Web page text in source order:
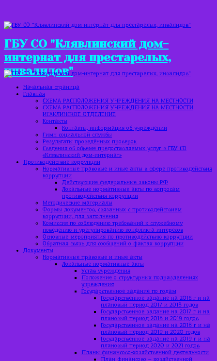
ГБУ СО "Клявлинский дом-
интернат для престарелых,
инвалидов"
Начальная страница
Главная
СХЕМА РАСПОЛОЖЕНИЯ УЧРЕЖДЕНИЯ НА МЕСТНОСТИ
СХЕМА РАСПОЛОЖЕНИЯ УЧРЕЖДЕНИЯ НА МЕСТНОСТИ
ИСАКЛИНСКОЕ ОТДЕЛЕНИЕ
Контакты
Контакты, информация об учреждении
Гимн социальной службы
Результаты проведённых проверок
Сведения об объеме предоставляемых услуг в ГБУ СО
«Клявлинский дом-интернат»
Противодействие коррупции
Нормативные правовые и иные акты в сфере противодействия
коррупции
Действующие федеральные законы РФ
Локальные нормативные акты по вопросам
противодействия коррупции
Методические материалы
Формы документов, связанных с противодействием
коррупции, для заполнения
Комиссия по соблюдению требований к служебному
поведению и урегулированию конфликта интересов
Основные мероприятия по противодействию коррупции
Обратная связь для сообщений о фактах коррупции
Документы
Нормативные правовые и иные акты
Локальные нормативные акты
Устав учреждения
Положение о структурных подразделениях
учреждения
Государственное задание по годам
Государственное задание на 2016 г и на
плановый период 2017 и 2018 годов
Государственное задание на 2017 г и на
плановый период 2018 и 2019 годов
Государственное задание на 2018 г и на
плановый период 2019 и 2020 годов
Государственное задание на 2019 г и на
плановый период 2020 и 2021 годов
Планы финансово-хозяйственной деятельности
План финансово – хозяйственной